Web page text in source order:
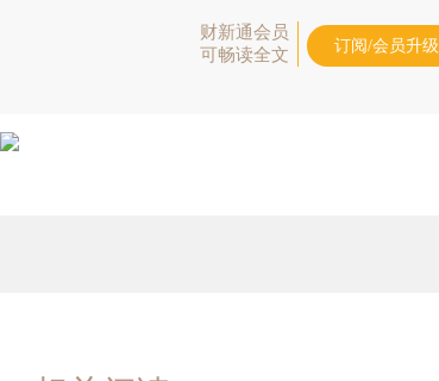
财新通会员
可畅读全文
订阅/会员升级